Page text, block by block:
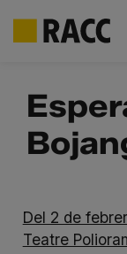
contenido
Del 2 de
Teatre